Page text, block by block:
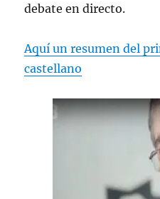
debate en directo.
Aquí un resumen del
castellano